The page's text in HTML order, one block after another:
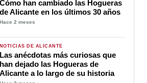
Cómo han cambiado las Hogueras
de Alicante en los últimos 30 años
Hace 2 meses
NOTICIAS DE ALICANTE
Las anécdotas más curiosas que
han dejado las Hogueras de
Alicante a lo largo de su historia